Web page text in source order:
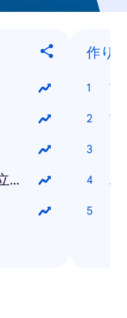
逃げるは恥だが役に立つ
作り
マ
マ
エ